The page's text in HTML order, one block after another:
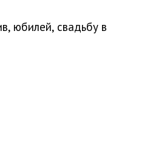
юбилей, свадьбу в